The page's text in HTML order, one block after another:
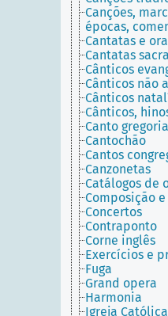
Canções,
épocas,
Cantatas e
Cantatas
Cânticos
Cânticos não
Cânticos
Cânticos,
Canto
Cantochão
Cantos
Canzonetas
Catálogos de
Composição
Concertos
Contraponto
Corne inglês
Exercícios e
Fuga
Grand opera
Harmonia
Igreja